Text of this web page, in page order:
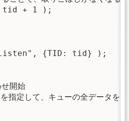
+ 1 );
{TID: tid} );
開始
定して、キューの全データを取